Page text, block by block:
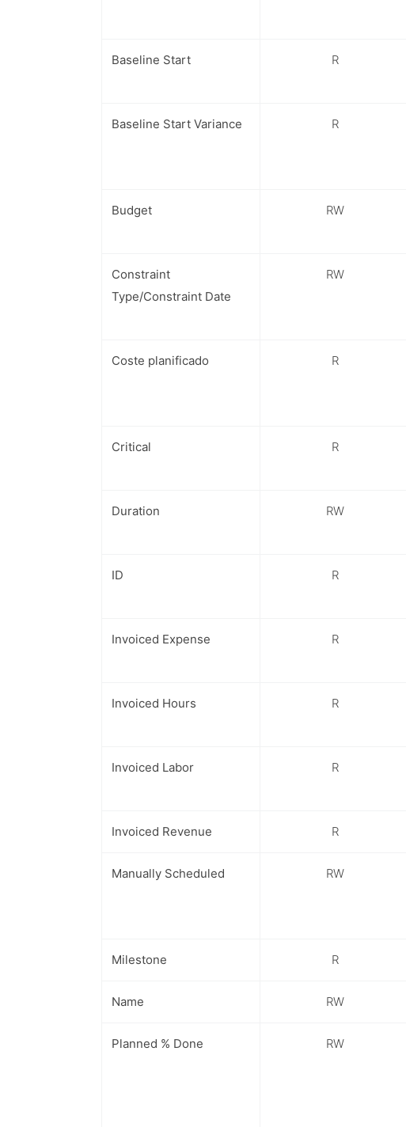
Baseline Start R
Baseline Start Variance R
Budget RW
Constraint
Type/Constraint Date
RW
Coste planificado R
Critical R
Duration RW
ID R
Invoiced Expense R
Invoiced Hours R
Invoiced Labor R
Invoiced Revenue R
Manually Scheduled RW
Milestone R
Name RW
Planned % Done RW